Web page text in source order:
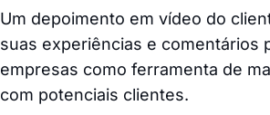
Um depoimento em vídeo do
suas experiências e comentários
empresas como ferramenta de
com potenciais clientes.